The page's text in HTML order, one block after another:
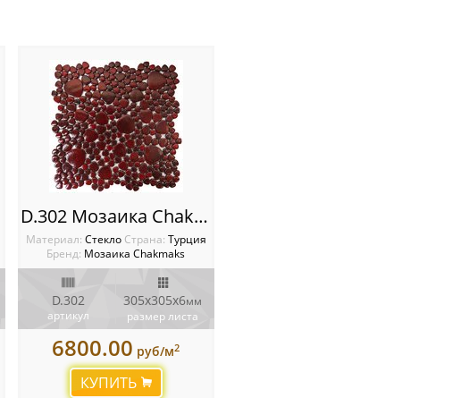
D.302 Мозаика Chakmaks
Материал: Стекло Cтрана: Турция
Бренд: Мозаика Chakmaks
D.302
артикул
305х305х6мм
размер листа
6800.00 руб/м2
КУПИТЬ